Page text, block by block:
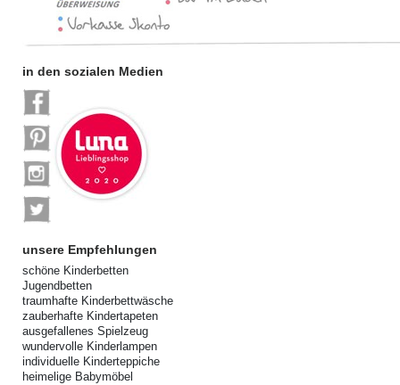
in den sozialen Medien
unsere Empfehlungen
schöne Kinderbetten
Jugendbetten
traumhafte Kinderbettwäsche
zauberhafte Kindertapeten
ausgefallenes Spielzeug
wundervolle Kinderlampen
individuelle Kinderteppiche
heimelige Babymöbel